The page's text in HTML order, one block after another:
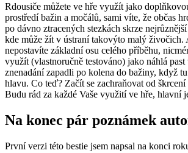
Rdousiče můžete ve hře využít jako
prostředí bažin a močálů, sami víte, že občas
po dávno ztracených stezkách skrze
kde může žít v ústraní takovýto malý živočich.
nepostavíte základní osu celého příběhu,
využít (vlastnoručně testováno) jako náhlá
znenadání zapadli po kolena do bažiny, když
hlavu. Co teď? Začít se zachraňovat od
Budu rád za každé Vaše využití ve hře, hlavní
Na konec pár poznámek
První verzi této bestie jsem napsal na konci